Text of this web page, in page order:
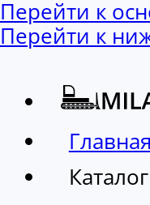
Перейти к
Перейти к
Главная